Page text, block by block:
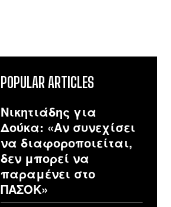
POPULAR ARTICLES
Νικητιάδης για
Δούκα: «Αν συνεχίσει
να διαφοροποιείται,
δεν μπορεί να
παραμένει στο
ΠΑΣΟΚ»